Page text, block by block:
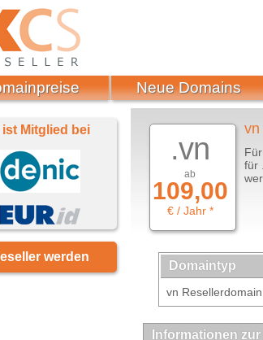
.vn
ab
109,00
€ / Jahr *
vn
für
Domaintyp
vn Resellerdomain
Informationen
ist Mitglied bei
werden
Neue Domains